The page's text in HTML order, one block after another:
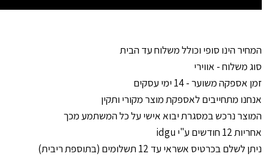
המחיר הינו סופי וכולל משלוח עד הבית
סוג משלוח - אווירי
זמן אספקה משוער - 14 ימי עסקים
אנחנו מתחייבים לאספקת מוצר מקורי ותקין
המוצר נרכש במסגרת יבוא אישי על כל המשתמע מכך
אחריות 12 חודשים ע"י idgu
ניתן לשלם בכרטיס אשראי עד 12 תשלומים (בתוספת ריבית)